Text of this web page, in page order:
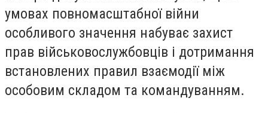
умовах повномасштабної війни
особливого значення набуває захист
прав військовослужбовців і дотримання
встановлених правил взаємодії між
особовим складом та командуванням.